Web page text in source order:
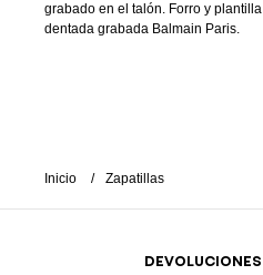
grabado en el talón. Forro y
dentada grabada Balmain Paris.
Inicio Zapatillas